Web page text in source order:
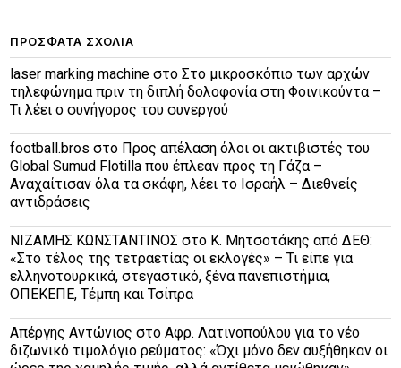
ΠΡΌΣΦΑΤΑ ΣΧΌΛΙΑ
laser marking machine στοΣτο μικροσκόπιο των αρχών
τηλεφώνημα πριν τη διπλή δολοφονία στη Φοινικούντα –
Τι λέει ο συνήγορος του συνεργού
football.bros στο Προς απέλαση όλοι οι ακτιβιστές του
Global Sumud Flotilla που έπλεαν προς τη Γάζα –
Αναχαίτισαν όλα τα σκάφη, λέει το Ισραήλ – Διεθνείς
αντιδράσεις
ΝΙΖΑΜΗΣ ΚΩΝΣΤΑΝΤΙΝΟΣ στο Κ. Μητσοτάκης από ΔΕΘ:
«Στο τέλος της τετραετίας οι εκλογές» – Τι είπε για
ελληνοτουρκικά, στεγαστικό, ξένα πανεπιστήμια,
ΟΠΕΚΕΠΕ, Τέμπη και Τσίπρα
Απέργης Αντώνιος στοΑφρ. Λατινοπούλου για το νέο
διζωνικό τιμολόγιο ρεύματος: «Όχι μόνο δεν αυξήθηκαν οι